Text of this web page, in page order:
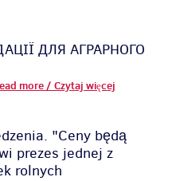
ДЛЯ АГРАРНОГО
more / Czytaj więcej
"Ceny będą
prezes jednej z
rolnych